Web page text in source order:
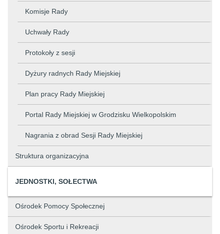
Komisje Rady
Uchwały Rady
Protokoły z sesji
Dyżury radnych Rady Miejskiej
Plan pracy Rady Miejskiej
Portal Rady Miejskiej w Grodzisku Wielkopolskim
Nagrania z obrad Sesji Rady Miejskiej
Struktura organizacyjna
JEDNOSTKI, SOŁECTWA
Ośrodek Pomocy Społecznej
Ośrodek Sportu i Rekreacji